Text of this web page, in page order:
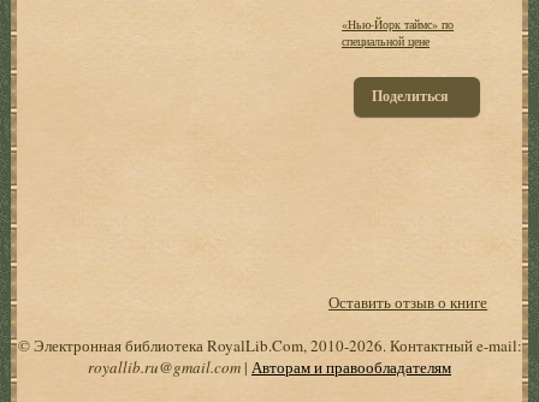
«Нью-Йорк таймс» по
специальной цене
Поделиться
Оставить отзыв о книге
© Электронная библиотека RoyalLib.Com, 2010-2026. Контактный e-mail:
royallib.ru@gmail.com| Авторам и правообладателям